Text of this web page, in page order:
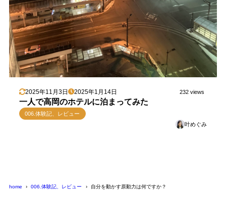
2025年11月3日 2025年1月14日 232 views
一人で高岡のホテルに泊まってみた
006.体験記、レビュー
叶めぐみ
home 006.体験記、レビュー 自分を動かす原動力は何ですか？